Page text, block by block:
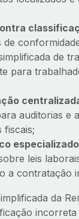
de
de
para
auditorias e
fiscais;
especializado
leis
a contratação
da